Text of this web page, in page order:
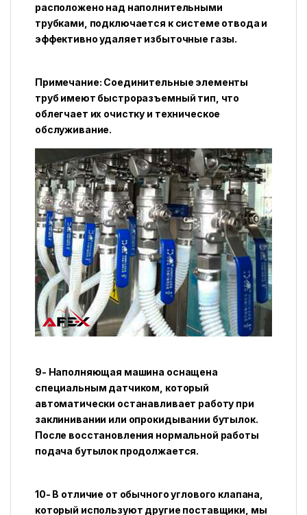
расположено над наполнительными
трубками, подключается к системе отвода и
эффективно удаляет избыточные газы.
Примечание: Соединительные элементы
труб имеют быстроразъемный тип, что
облегчает их очистку и техническое
обслуживание.
9- Наполняющая машина оснащена
специальным датчиком, который
автоматически останавливает работу при
заклинивании или опрокидывании бутылок.
После восстановления нормальной работы
подача бутылок продолжается.
10- В отличие от обычного углового клапана,
который используют другие поставщики, мы